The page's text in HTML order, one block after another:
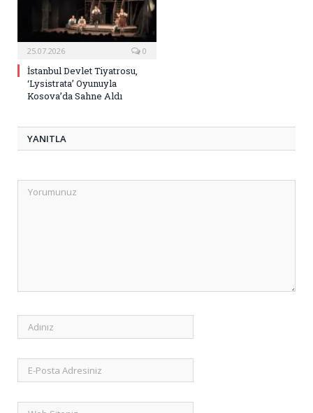
25.07.2026 0
İstanbul Devlet Tiyatrosu,
‘Lysistrata’ Oyunuyla
Kosova’da Sahne Aldı
YANITLA